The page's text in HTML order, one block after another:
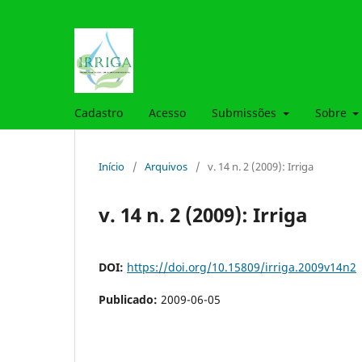
Cadastro Acesso Submissões Sobre
Início / Arquivos / v. 14 n. 2 (2009): Irriga
v. 14 n. 2 (2009): Irriga
DOI: https://doi.org/10.15809/irriga.2009v14n2
Publicado: 2009-06-05